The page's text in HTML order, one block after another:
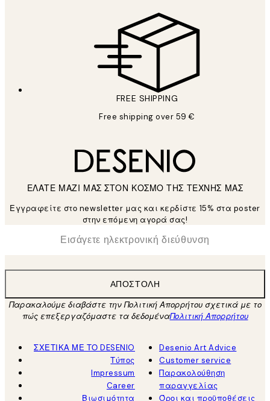
FREE SHIPPING
Free shipping over 59 €
ΕΛΑΤΕ ΜΑΖΙ ΜΑΣ ΣΤΟΝ ΚΟΣΜΟ ΤΗΣ ΤΕΧΝΗΣ ΜΑΣ
Εγγραφείτε στο newsletter μας και κερδίστε 15% στα poster
στην επόμενη αγορά σας!
Ηλεκτρονική Διεύθυνση
ΑΠΟΣΤΟΛΉ
Παρακαλούμε διαβάστε την Πολιτική Απορρήτου σχετικά με το
πώς επεξεργαζόμαστε τα δεδομέναΠολιτική Απορρήτου
ΣΧΕΤΙΚΑ ΜΕ ΤΟ DESENIO
Τύπος
Impressum
Career
Βιωσιμότητα
Desenio Art Advice
Customer service
Παρακολούθηση
παραγγελίας
Όροι και προϋποθέσεις